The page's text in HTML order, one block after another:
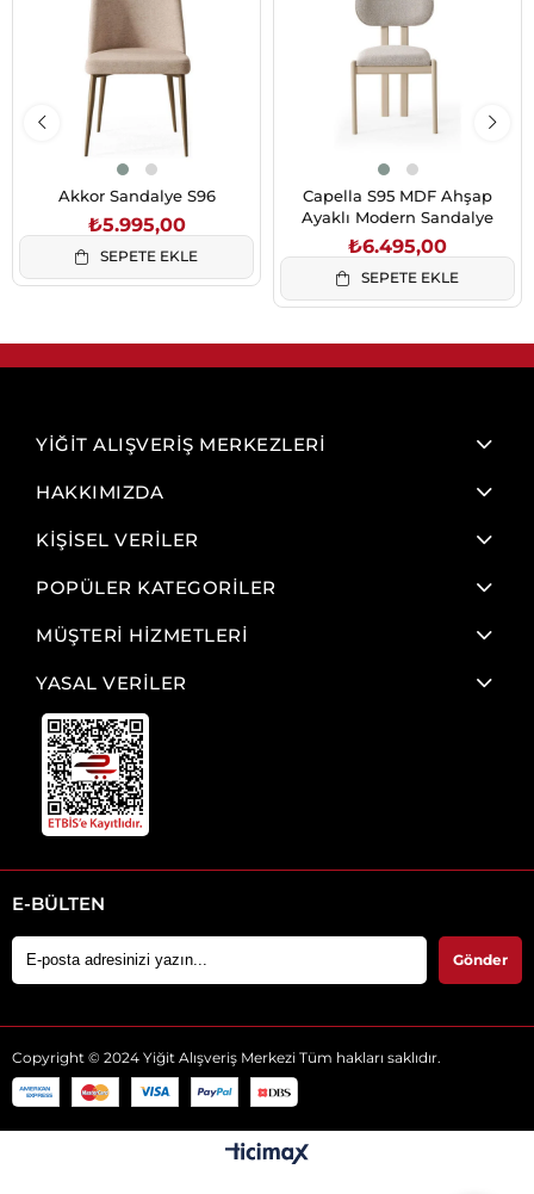
Akkor Sandalye S96
₺5.995,00
SEPETE EKLE
Capella S95 MDF Ahşap
Ayaklı Modern Sandalye
₺6.495,00
SEPETE EKLE
YİĞİT ALIŞVERİŞ MERKEZLERİ
HAKKIMIZDA
KİŞİSEL VERİLER
POPÜLER KATEGORİLER
MÜŞTERİ HİZMETLERİ
YASAL VERİLER
E-BÜLTEN
Gönder
Copyright © 2024 Yiğit Alışveriş Merkezi Tüm hakları saklıdır.